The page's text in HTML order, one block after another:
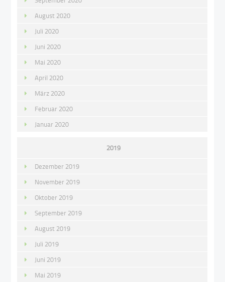
August 2020
Juli 2020
Juni 2020
Mai 2020
April 2020
März 2020
Februar 2020
Januar 2020
2019
Dezember 2019
November 2019
Oktober 2019
September 2019
August 2019
Juli 2019
Juni 2019
Mai 2019